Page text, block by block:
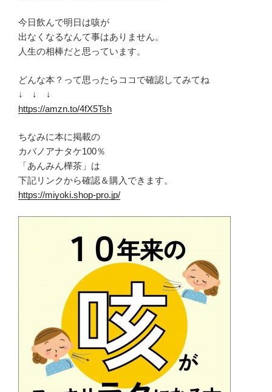
今日飲んで明日は咳が
出なくなるなんて事はありません。
人生の相棒だと思っています。
どんな本？って思ったらココで確認してみてね
↓ ↓ ↓
https://amzn.to/4fX5Tsh
ちなみに本に掲載の
カバノアナタケ100％
「あんみん樺茶」は
下記リンクから確認＆購入できます。
https://miyoki.shop-pro.jp/